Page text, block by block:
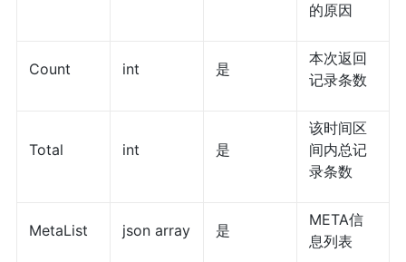
的原因
Count int 是
本次返回
记录条数
Total int 是
该时间区
间内总记
录条数
MetaList json array 是
META信
息列表